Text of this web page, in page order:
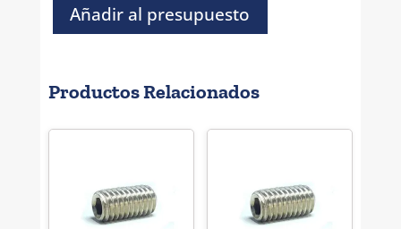
304
Estandar
40
3/8"
Añadir al presupuesto
Productos Relacionados